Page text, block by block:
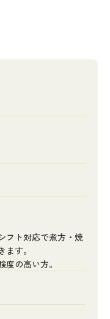
フト対応で煮方・焼
す。
の高い方。